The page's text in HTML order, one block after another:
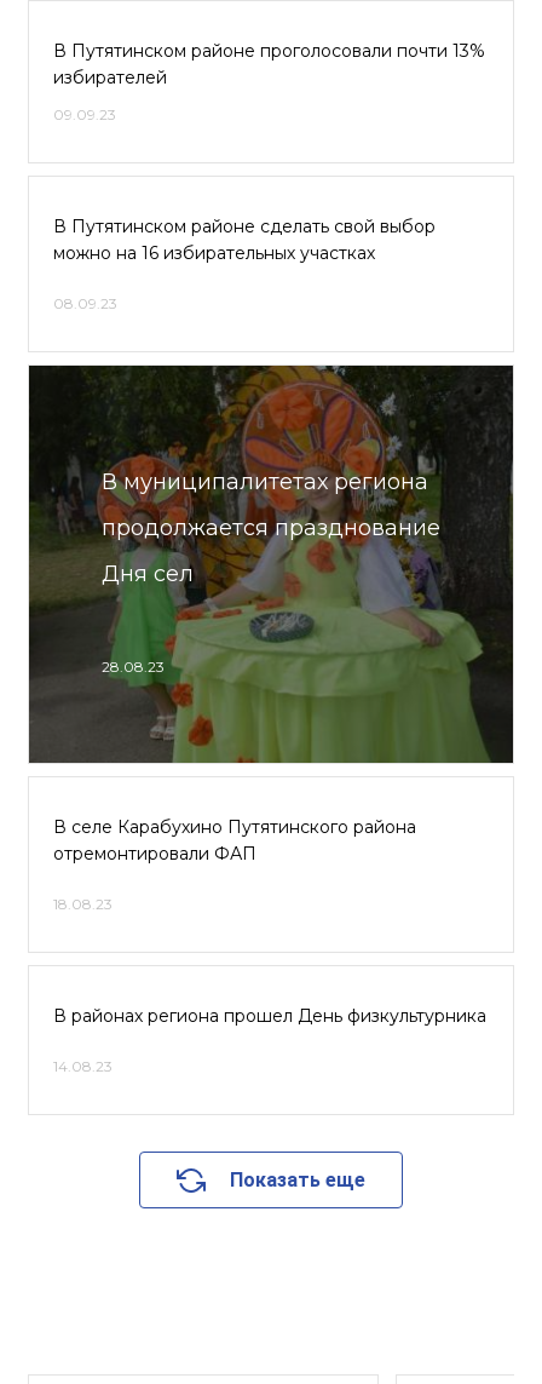
В Путятинском районе проголосовали почти 13%
избирателей
09.09.23
В Путятинском районе сделать свой выбор
можно на 16 избирательных участках
08.09.23
В муниципалитетах региона
продолжается празднование
Дня сел
28.08.23
В селе Карабухино Путятинского района
отремонтировали ФАП
18.08.23
В районах региона прошел День физкультурника
14.08.23
Показать еще